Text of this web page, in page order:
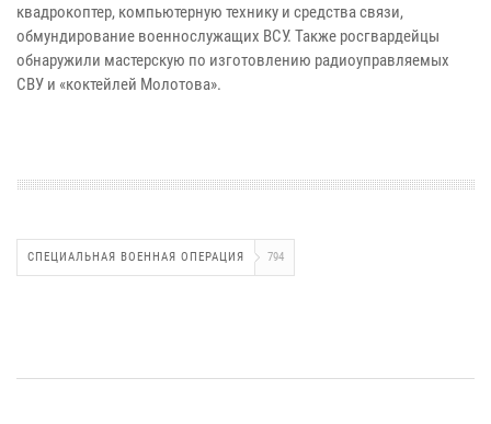
квадрокоптер, компьютерную технику и средства связи,
обмундирование военнослужащих ВСУ. Также росгвардейцы
обнаружили мастерскую по изготовлению радиоуправляемых
СВУ и «коктейлей Молотова».
СПЕЦИАЛЬНАЯ ВОЕННАЯ ОПЕРАЦИЯ 794